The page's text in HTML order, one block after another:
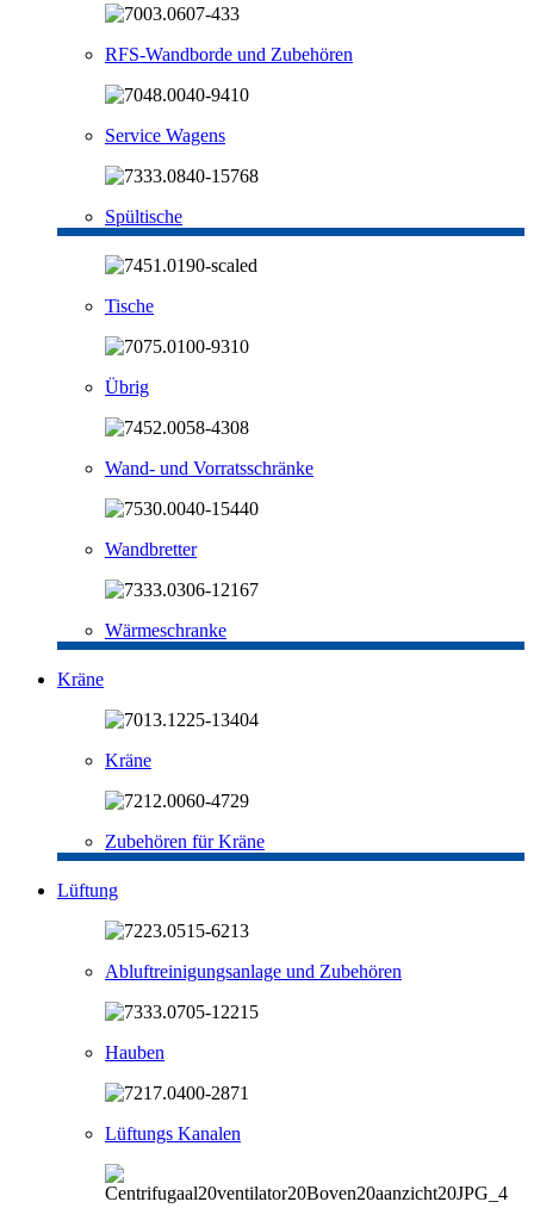
RFS-Wandborde und Zubehören
Service Wagens
Spültische
Tische
Übrig
Wand- und Vorratsschränke
Wandbretter
Wärmeschranke
Kräne
Kräne
Zubehören für Kräne
Lüftung
Abluftreinigungsanlage und Zubehören
Hauben
Lüftungs Kanalen